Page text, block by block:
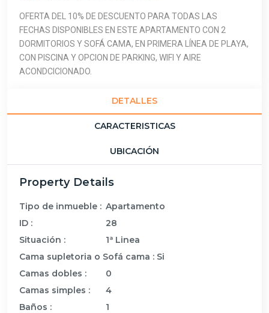
OFERTA DEL 10% DE DESCUENTO PARA TODAS LAS
FECHAS DISPONIBLES EN ESTE APARTAMENTO CON 2
DORMITORIOS Y SOFÁ CAMA, EN PRIMERA LÍNEA DE PLAYA,
CON PISCINA Y OPCION DE PARKING, WIFI Y AIRE
ACONDCICIONADO.
DETALLES
CARACTERISTICAS
UBICACIÓN
Property Details
Tipo de inmueble : Apartamento
ID :
28
Situación :
1ª Linea
Cama supletoria o Sofá cama : Si
Camas dobles :
0
Camas simples :
4
Baños :
1